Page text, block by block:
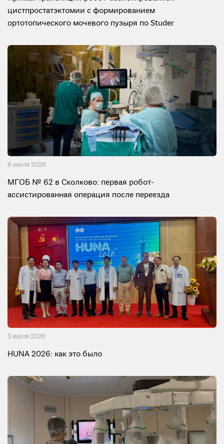
цистпростатэктомии с формированием
ортотопического мочевого пузыря по Studer
9 июля 2026
МГОБ № 62 в Сколково: первая робот-
ассистированная операция после переезда
3 июля 2026
HUNA 2026: как это было